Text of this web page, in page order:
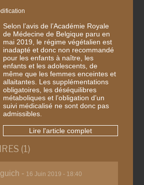
Selon l’avis de l’Académie Royale
de Médecine de Belgique paru en
mai 2019, le régime végétalien est
inadapté et donc non recommandé
pour les enfants à naître, les
enfants et les adolescents, de
même que les femmes enceintes et
allaitantes. Les supplémentations
obligatoires, les déséquilibres
métaboliques et l’obligation d’un
suivi médicalisé ne sont donc pas
admissibles.
Lire l'article complet
(1)
- 16 Juin 2019 - 18:40